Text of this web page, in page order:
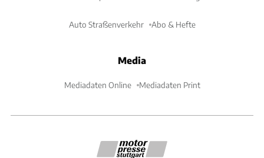
Auto Straßenverkehr Abo & Hefte
Media
Mediadaten Online Mediadaten Print